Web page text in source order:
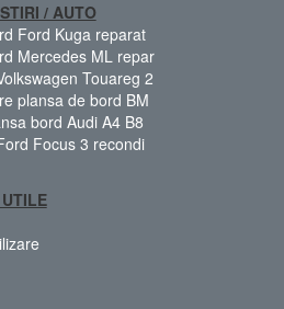
/ AUTO
Ford Kuga reparat
Mercedes ML repar
Touareg 2
plansa de bord BM
bord Audi A4 B8
Focus 3 recondi